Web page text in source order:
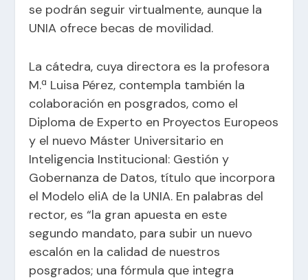
se podrán seguir virtualmente, aunque la
UNIA ofrece becas de movilidad.
La cátedra, cuya directora es la profesora
M.ª Luisa Pérez, contempla también la
colaboración en posgrados, como el
Diploma de Experto en Proyectos Europeos
y el nuevo Máster Universitario en
Inteligencia Institucional: Gestión y
Gobernanza de Datos, título que incorpora
el Modelo eliA de la UNIA. En palabras del
rector, es “la gran apuesta en este
segundo mandato, para subir un nuevo
escalón en la calidad de nuestros
posgrados; una fórmula que integra